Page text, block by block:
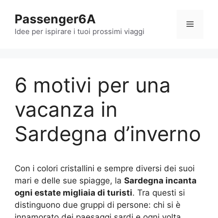
contenuto
Passenger6A
Idee per ispirare i tuoi prossimi viaggi
Menu
6 motivi per una
vacanza in
Sardegna d’inverno
Con i colori cristallini e sempre diversi dei suoi
mari e delle sue spiagge, la Sardegna incanta
ogni estate migliaia di turisti. Tra questi si
distinguono due gruppi di persone: chi si è